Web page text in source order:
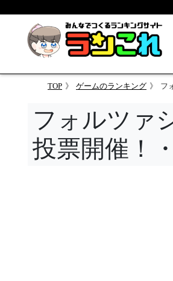
TOP ゲームのランキング フ
フォルツァ
投票開催！